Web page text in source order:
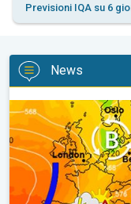
Previsioni IQA su 6
News
Segnali di